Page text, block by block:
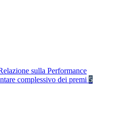
sulla Performance
complessivo dei premi 5